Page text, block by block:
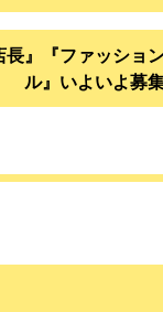
長』『ファッショ
ル』いよいよ募